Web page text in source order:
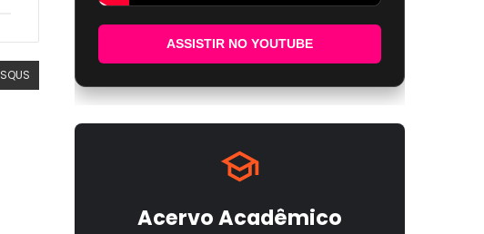
ASSISTIR NO YOUTUBE
Acervo Acadêmico